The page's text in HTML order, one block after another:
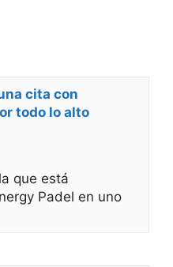
cita con
todo lo alto
que está
Padel en uno